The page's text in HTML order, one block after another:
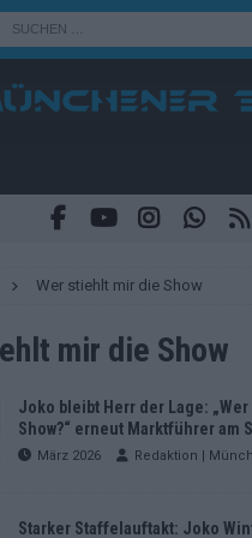
Wer stiehlt mir die Show
mir die Show
Joko bleibt Herr der Lage:
Show?“ erneut Marktführer am
März 2026 Redaktion |
Starker Staffelauftakt: Joko